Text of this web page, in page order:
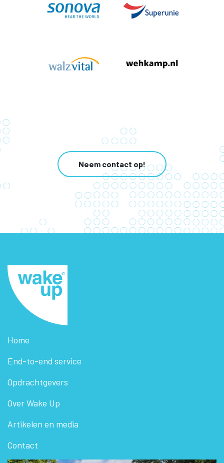
Neem contact op!
Home
End-to-end service
Opdrachtgevers
Over Wake Up
Artikelen en media
Contact